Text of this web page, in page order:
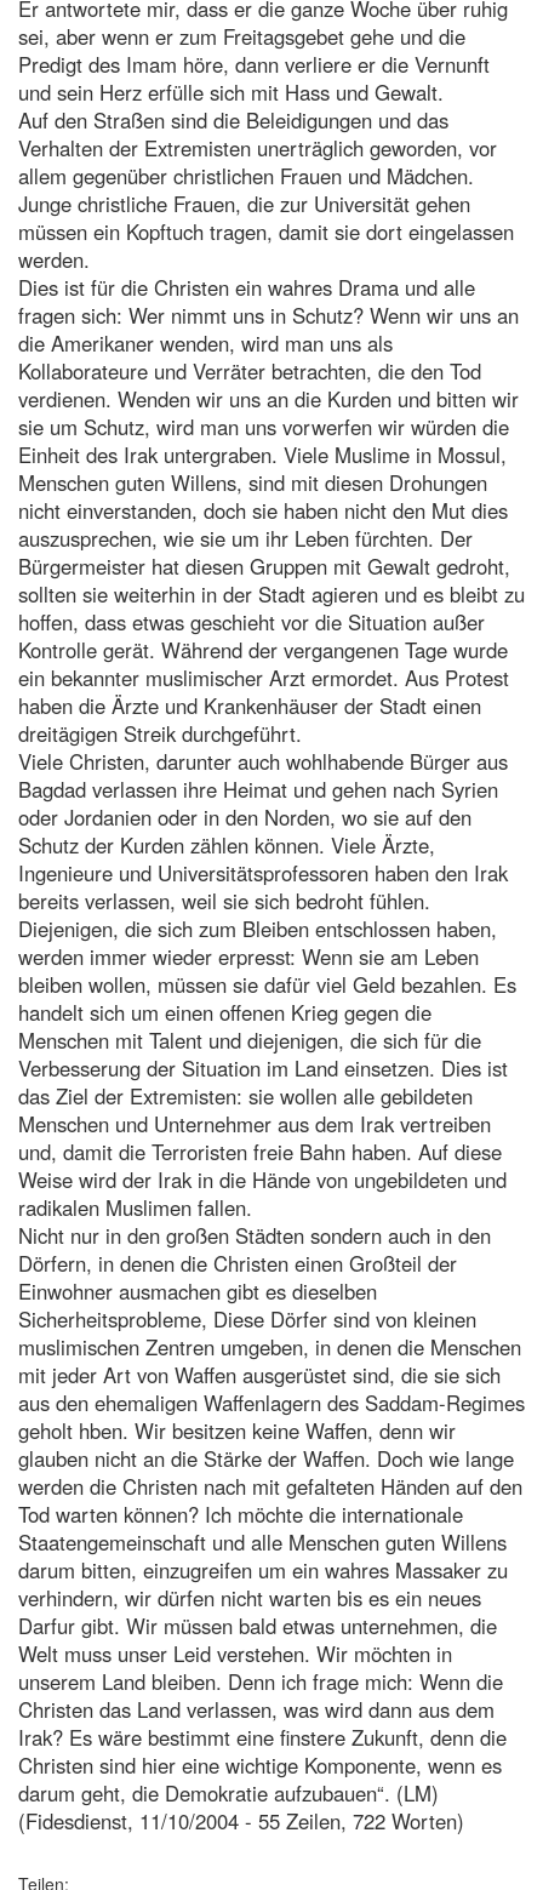
Er antwortete mir, dass er die ganze Woche über ruhig
sei, aber wenn er zum Freitagsgebet gehe und die
Predigt des Imam höre, dann verliere er die Vernunft
und sein Herz erfülle sich mit Hass und Gewalt.
Auf den Straßen sind die Beleidigungen und das
Verhalten der Extremisten unerträglich geworden, vor
allem gegenüber christlichen Frauen und Mädchen.
Junge christliche Frauen, die zur Universität gehen
müssen ein Kopftuch tragen, damit sie dort eingelassen
werden.
Dies ist für die Christen ein wahres Drama und alle
fragen sich: Wer nimmt uns in Schutz? Wenn wir uns an
die Amerikaner wenden, wird man uns als
Kollaborateure und Verräter betrachten, die den Tod
verdienen. Wenden wir uns an die Kurden und bitten wir
sie um Schutz, wird man uns vorwerfen wir würden die
Einheit des Irak untergraben. Viele Muslime in Mossul,
Menschen guten Willens, sind mit diesen Drohungen
nicht einverstanden, doch sie haben nicht den Mut dies
auszusprechen, wie sie um ihr Leben fürchten. Der
Bürgermeister hat diesen Gruppen mit Gewalt gedroht,
sollten sie weiterhin in der Stadt agieren und es bleibt zu
hoffen, dass etwas geschieht vor die Situation außer
Kontrolle gerät. Während der vergangenen Tage wurde
ein bekannter muslimischer Arzt ermordet. Aus Protest
haben die Ärzte und Krankenhäuser der Stadt einen
dreitägigen Streik durchgeführt.
Viele Christen, darunter auch wohlhabende Bürger aus
Bagdad verlassen ihre Heimat und gehen nach Syrien
oder Jordanien oder in den Norden, wo sie auf den
Schutz der Kurden zählen können. Viele Ärzte,
Ingenieure und Universitätsprofessoren haben den Irak
bereits verlassen, weil sie sich bedroht fühlen.
Diejenigen, die sich zum Bleiben entschlossen haben,
werden immer wieder erpresst: Wenn sie am Leben
bleiben wollen, müssen sie dafür viel Geld bezahlen. Es
handelt sich um einen offenen Krieg gegen die
Menschen mit Talent und diejenigen, die sich für die
Verbesserung der Situation im Land einsetzen. Dies ist
das Ziel der Extremisten: sie wollen alle gebildeten
Menschen und Unternehmer aus dem Irak vertreiben
und, damit die Terroristen freie Bahn haben. Auf diese
Weise wird der Irak in die Hände von ungebildeten und
radikalen Muslimen fallen.
Nicht nur in den großen Städten sondern auch in den
Dörfern, in denen die Christen einen Großteil der
Einwohner ausmachen gibt es dieselben
Sicherheitsprobleme, Diese Dörfer sind von kleinen
muslimischen Zentren umgeben, in denen die Menschen
mit jeder Art von Waffen ausgerüstet sind, die sie sich
aus den ehemaligen Waffenlagern des Saddam-Regimes
geholt hben. Wir besitzen keine Waffen, denn wir
glauben nicht an die Stärke der Waffen. Doch wie lange
werden die Christen nach mit gefalteten Händen auf den
Tod warten können? Ich möchte die internationale
Staatengemeinschaft und alle Menschen guten Willens
darum bitten, einzugreifen um ein wahres Massaker zu
verhindern, wir dürfen nicht warten bis es ein neues
Darfur gibt. Wir müssen bald etwas unternehmen, die
Welt muss unser Leid verstehen. Wir möchten in
unserem Land bleiben. Denn ich frage mich: Wenn die
Christen das Land verlassen, was wird dann aus dem
Irak? Es wäre bestimmt eine finstere Zukunft, denn die
Christen sind hier eine wichtige Komponente, wenn es
darum geht, die Demokratie aufzubauen“. (LM)
(Fidesdienst, 11/10/2004 - 55 Zeilen, 722 Worten)
Teilen: